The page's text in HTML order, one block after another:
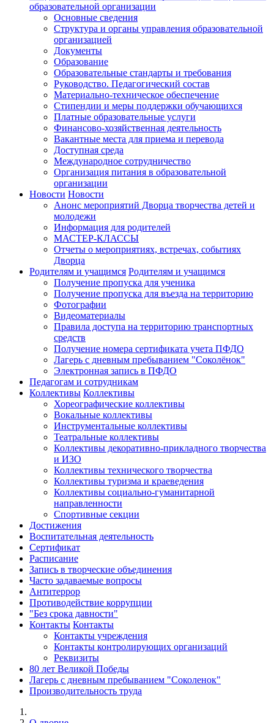
образовательной организации
Основные сведения
Структура и органы управления образовательной
организацией
Документы
Образование
Образовательные стандарты и требования
Руководство. Педагогический состав
Материально-техническое обеспечение
Стипендии и меры поддержки обучающихся
Платные образовательные услуги
Финансово-хозяйственная деятельность
Вакантные места для приема и перевода
Доступная среда
Международное сотрудничество
Организация питания в образовательной
организации
Новости Новости
Анонс мероприятий Дворца творчества детей и
молодежи
Информация для родителей
МАСТЕР-КЛАССЫ
Отчеты о мероприятиях, встречах, событиях
Дворца
Родителям и учащимся Родителям и учащимся
Получение пропуска для ученика
Получение пропуска для въезда на территорию
Фотографии
Видеоматериалы
Правила доступа на территорию транспортных
средств
Получение номера сертификата учета ПФДО
Лагерь с дневным пребыванием "Соколёнок"
Электронная запись в ПФДО
Педагогам и сотрудникам
Коллективы Коллективы
Хореографические коллективы
Вокальные коллективы
Инструментальные коллективы
Театральные коллективы
Коллективы декоративно-прикладного творчества
и ИЗО
Коллективы технического творчества
Коллективы туризма и краеведения
Коллективы социально-гуманитарной
направленности
Спортивные секции
Достижения
Воспитательная деятельность
Cертификат
Расписание
Запись в творческие объединения
Часто задаваемые вопросы
Антитеррор
Противодействие коррупции
"Без срока давности"
Контакты Контакты
Контакты учреждения
Контакты контролирующих организаций
Реквизиты
80 лет Великой Победы
Лагерь с дневным пребыванием "Соколенок"
Производительность труда